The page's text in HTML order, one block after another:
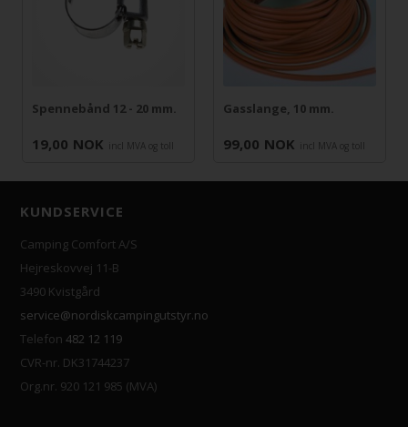
Spennebånd 12 - 20 mm.
19,00 NOK incl MVA og toll
Gasslange, 10 mm.
99,00 NOK incl MVA og toll
KUNDSERVICE
Camping Comfort A/S
Hejreskovvej 11-B
3490 Kvistgård
service@nordiskcampingutstyr.no
Telefon482 12 119
CVR-nr. DK31744237
Org.nr. 920 121 985 (MVA)